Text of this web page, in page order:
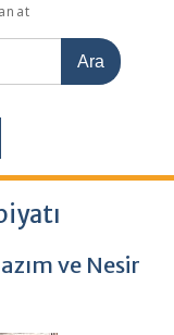
ve Nesir